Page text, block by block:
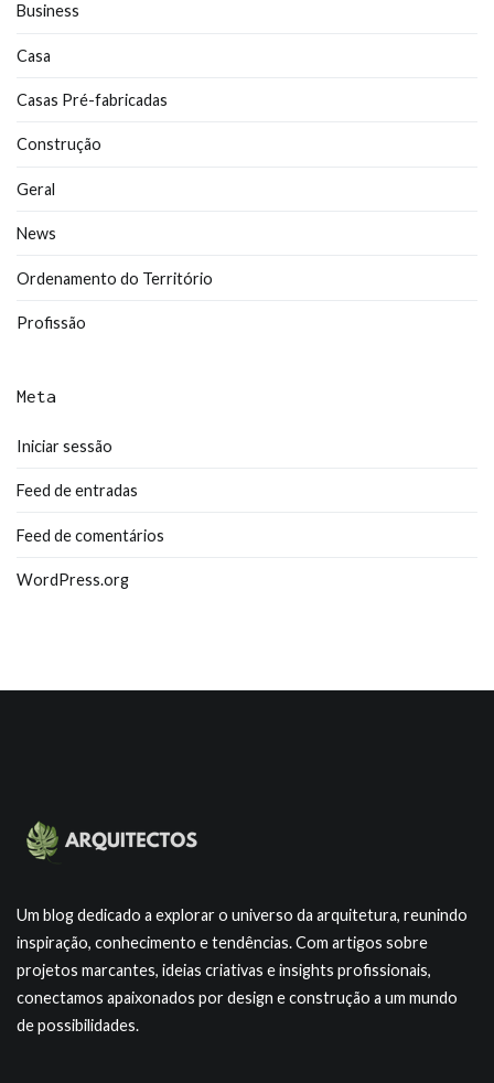
Business
Casa
Casas Pré-fabricadas
Construção
Geral
News
Ordenamento do Território
Profissão
Meta
Iniciar sessão
Feed de entradas
Feed de comentários
WordPress.org
Um blog dedicado a explorar o universo da arquitetura, reunindo
inspiração, conhecimento e tendências. Com artigos sobre
projetos marcantes, ideias criativas e insights profissionais,
conectamos apaixonados por design e construção a um mundo
de possibilidades.